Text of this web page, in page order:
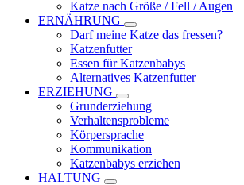
Katze nach Größe / Fell / Augen
ERNÄHRUNG
Darf meine Katze das fressen?
Katzenfutter
Essen für Katzenbabys
Alternatives Katzenfutter
ERZIEHUNG
Grunderziehung
Verhaltensprobleme
Körpersprache
Kommunikation
Katzenbabys erziehen
HALTUNG